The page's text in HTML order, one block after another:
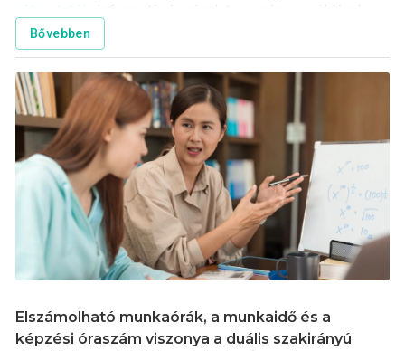
útmutatója
informatív és részletes, számos példával; a
felmerült kérdések mentén néhány információra
szeretnénk felhívni a duális képzőhelyek figyelmét.
Bővebben
Elszámolható munkaórák, a munkaidő és a
képzési óraszám viszonya a duális szakirányú